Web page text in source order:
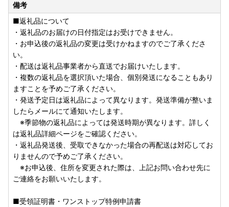
備考
■返礼品について
・返礼品のお届けの日付指定はお受けできません。
・お申込後の返礼品の変更は受けかねますのでご了承くださ
い。
・配送は返礼品事業者から直送でお届けいたします。
・複数の返礼品を選択頂いた場合、個別発送になることもあり
ますことを予めご了承ください。
・発送予定日は返礼品によって異なります。発送準備が整いま
したらメールにて通知いたします。
※季節物の返礼品によっては発送時期が異なります。詳しく
は返礼品詳細ページをご確認ください。
・返礼品発送後、受取できなかった場合の再配送は対応してお
りませんので予めご了承ください。
※お申込後、住所を変更された際は、上記お問い合わせ先に
ご連絡をお願いいたします。
■受領証明書・ワンストップ特例申請書